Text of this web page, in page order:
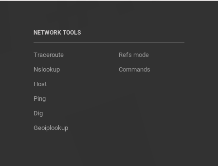
NETWORK TOOLS
Traceroute
Nslookup
Host
Ping
Dig
Geoiplookup
Refs mode
Commands